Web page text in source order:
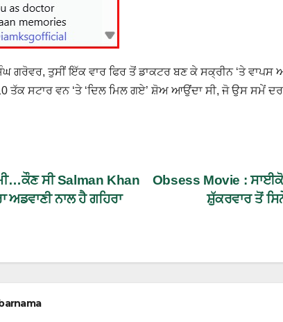
ਗਰੋਵਰ, ਤੁਸੀਂ ਇੱਕ ਵਾਰ ਫਿਰ ਤੋਂ ਡਾਕਟਰ ਬਣ ਕੇ ਸਕ੍ਰੀਨ ‘ਤੇ ਵਾਪਸ ਆ
ਤੱਕ ਸਟਾਰ ਵਨ ‘ਤੇ ‘ਦਿਲ ਮਿਲ ਗਏ’ ਸ਼ੋਅ ਆਉਂਦਾ ਸੀ, ਜੋ ਉਸ ਸਮੇਂ
Obsess Movie :
ਸ਼ੁੱਕਰਵਾਰ ਤੋਂ
ਸੀ Salman Khan
ਨਾਲ ਹੈ ਗਹਿਰਾ